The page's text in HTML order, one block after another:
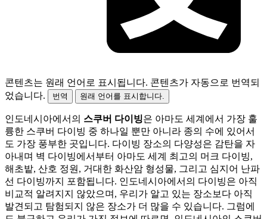
콘텐츠는 원래 언어로 표시됩니다. 콘텐츠가 자동으로 번역되
었습니다.
번역 원래 언어를 표시합니다.
인도네시아에서의 스쿠버 다이빙은 아마도 세계에서 가장 훌
륭한 스쿠버 다이빙 중 하나일 뿐만 아니라 종의 수에 있어서
도 가장 풍부한 곳입니다. 다이빙 장소의 다양성은 감탄을 자
아내며 벽 다이빙에서부터 아마도 세계 최고의 머크 다이빙,
해초밭, 산호 정원, 거대한 화산암 형성물, 그리고 심지어 난파
선 다이빙까지 포함됩니다. 인도네시아에서의 다이빙은 아직
비교적 알려지지 않았으며, 우리가 알고 있는 장소보다 아직
발견되고 탐험되지 않은 장소가 더 많을 수 있습니다. 그럼에